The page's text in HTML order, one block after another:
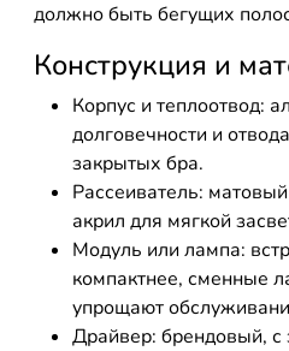
должно быть бегущих
Конструкция и
Корпус и теплоотвод:
долговечности и
закрытых бра.
Рассеиватель:
акрил для мягкой
Модуль или лампа:
компактнее, сменные
упрощают
Драйвер: брендовый, с